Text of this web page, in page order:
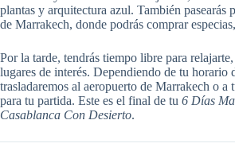
plantas y arquitectura azul. También pasearás
de Marrakech, donde podrás comprar
Por la tarde, tendrás tiempo libre para
lugares de interés. Dependiendo de tu horario
trasladaremos al aeropuerto de Marrakech o a
para tu partida. Este es el final de tu 6 Días
Casablanca Con Desierto.